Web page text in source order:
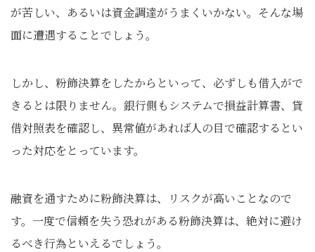
が苦しい、あるいは資金調達がうまくいかない。そんな場
面に遭遇することでしょう。
しかし、粉飾決算をしたからといって、必ずしも借入がで
きるとは限りません。銀行側もシステムで損益計算書、貸
借対照表を確認し、異常値があれば人の目で確認するとい
った対応をとっています。
融資を通すために粉飾決算は、リスクが高いことなので
す。一度で信頼を失う恐れがある粉飾決算は、絶対に避け
るべき行為といえるでしょう。